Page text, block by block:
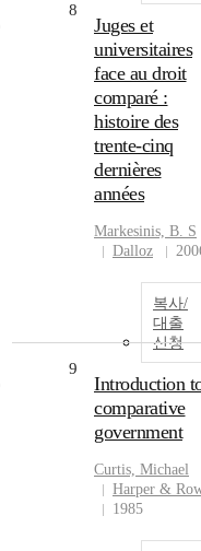
8
Juges et
universitaires
face au droit
comparé :
histoire des
trente-cinq
dernières
années
Markesinis, B. S
Dalloz
복사/
대출
신청
9
Introduction
comparative
government
Curtis, Michael
Harper &
1985